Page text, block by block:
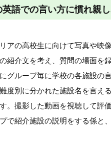
語での言い方に慣れ親
アの高校生に向けて写真や映
紹介文を考え、質問の場面
グループ毎に学校の各施設
別に分かれた施設名を言え
。撮影した動画を視聴して
で紹介施設の説明をする係